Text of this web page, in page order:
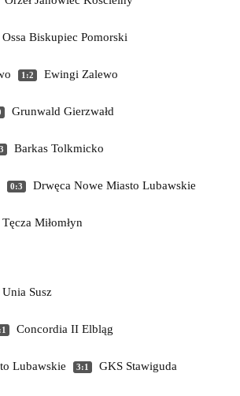
Ossa Biskupiec Pomorski
1:2 Ewingi Zalewo
Grunwald Gierzwałd
Barkas Tolkmicko
0:3 Drwęca Nowe Miasto Lubawskie
Tęcza Miłomłyn
Unia Susz
Concordia II Elbląg
Lubawskie 3:1 GKS Stawiguda